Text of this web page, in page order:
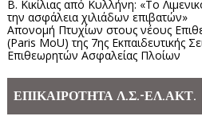
Β. Κικίλιας από Κυλλήνη: «Το
την ασφάλεια χιλιάδων επιβατών»
Απονομή Πτυχίων στους νέους
(Paris MoU) της 7ης Εκπαιδευτικής
Επιθεωρητών Ασφαλείας Πλοίων
ΕΠΙΚΑΙΡΟΤΗΤΑ Λ.Σ.-ΕΛ.ΑΚΤ.